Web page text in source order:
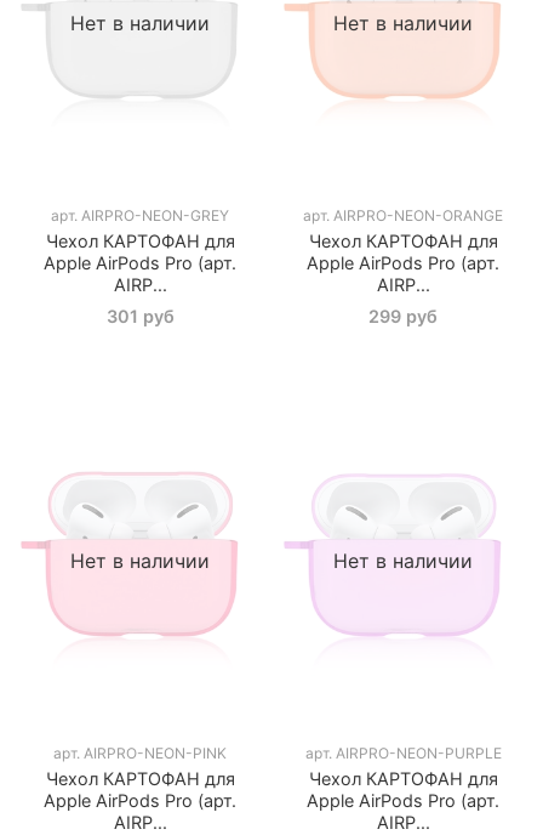
Нет в наличии
арт. AIRPRO-NEON-GREY
Чехол КАРТОФАН для
Apple AirPods Pro (арт.
AIRP...
301 руб
Нет в наличии
арт. AIRPRO-NEON-ORANGE
Чехол КАРТОФАН для
Apple AirPods Pro (арт.
AIRP...
299 руб
Нет в наличии
арт. AIRPRO-NEON-PINK
Чехол КАРТОФАН для
Apple AirPods Pro (арт.
AIRP...
Нет в наличии
арт. AIRPRO-NEON-PURPLE
Чехол КАРТОФАН для
Apple AirPods Pro (арт.
AIRP...